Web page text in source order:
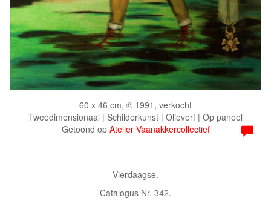
60 x 46 cm, © 1991, verkocht
Tweedimensionaal | Schilderkunst | Olieverf | Op paneel
Getoond op Atelier Vaanakkercollectief
Vierdaagse.
Catalogus Nr. 342.